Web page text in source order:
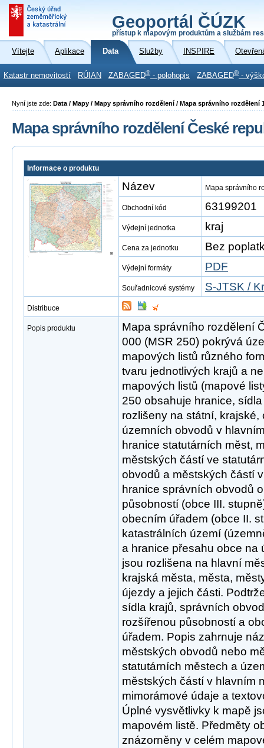
Geoportál ČÚZK
přístup k mapovým produktům a službám
Vítejte Aplikace Data Služby INSPIRE
Katastr nemovitostí RÚIAN ZABAGED® - polohopis ZABAGED® -
Nyní jste zde: Data / Mapy / Mapy správního rozdělení / Mapa správního rozdělení
Mapa správního rozdělení České
Informace o produktu
Název Mapa správního
Obchodní kód 63199201
Výdejní jednotka kraj
Cena za jednotku Bez
Výdejní formáty PDF
Souřadnicové systémy S-JTSK /
Distribuce
Popis produktu
Mapa správního rozdělení
000 (MSR 250) pokrývá
mapových listů různého
tvaru jednotlivých krajů a
mapových listů (mapové
250 obsahuje hranice,
rozlišeny na státní, krajské,
územních obvodů v
hranice statutárních měst,
městských částí ve
obvodů a městských částí
hranice správních obvodů
působností (obce III.
obecním úřadem (obce II.
katastrálních území
a hranice přesahu obce na
jsou rozlišena na hlavní
krajská města, města,
újezdy a jejich části.
sídla krajů, správních
rozšířenou působností a
úřadem. Popis zahrnuje
městských obvodů nebo
statutárních městech a
městských částí v hlavním
mimorámové údaje a
Úplné vysvětlivky k mapě
mapovém listě. Předměty
znázorněny v celém